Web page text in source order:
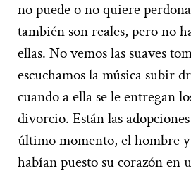
no puede o no quiere
también son reales, pero no
ellas. No vemos las suaves
escuchamos la música subir
cuando a ella se le entregan
divorcio. Están las
último momento, el hombre
habían puesto su corazón en